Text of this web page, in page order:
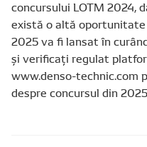
concursului LOTM 2024,
există o altă oportunitate
2025 va fi lansat în
și verificați regulat
www.denso-technic.com
despre concursul din